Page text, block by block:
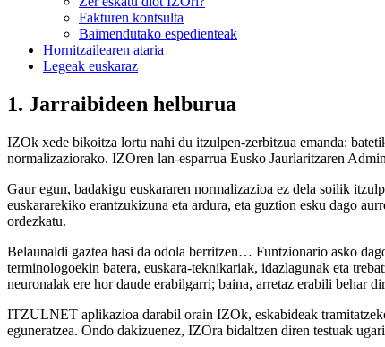
Fakturen kontsulta
Baimendutako espedienteak
Hornitzailearen ataria
Legeak euskaraz
1. Jarraibideen helburua
IZOk xede bikoitza lortu nahi du itzulpen-zerbitzua emanda:
normalizaziorako. IZOren lan-esparrua Eusko Jaurlaritzaren
Gaur egun, badakigu euskararen normalizazioa ez dela soilik
euskararekiko erantzukizuna eta ardura, eta guztion esku dago
ordezkatu.
Belaunaldi gaztea hasi da odola berritzen… Funtzionario asko
terminologoekin batera, euskara-teknikariak, idazlagunak eta
neuronalak ere hor daude erabilgarri; baina, arretaz erabili behar
ITZULNET aplikazioa darabil orain IZOk, eskabideak
eguneratzea. Ondo dakizuenez, IZOra bidaltzen diren testuak